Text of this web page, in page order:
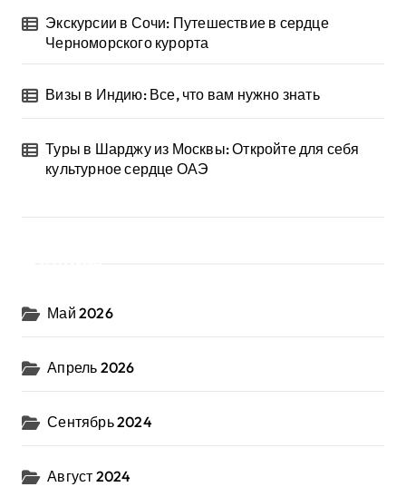
Экскурсии в Сочи: Путешествие в сердце
Черноморского курорта
Визы в Индию: Все, что вам нужно знать
Туры в Шарджу из Москвы: Откройте для себя
культурное сердце ОАЭ
Май 2026
Апрель 2026
Сентябрь 2024
Август 2024